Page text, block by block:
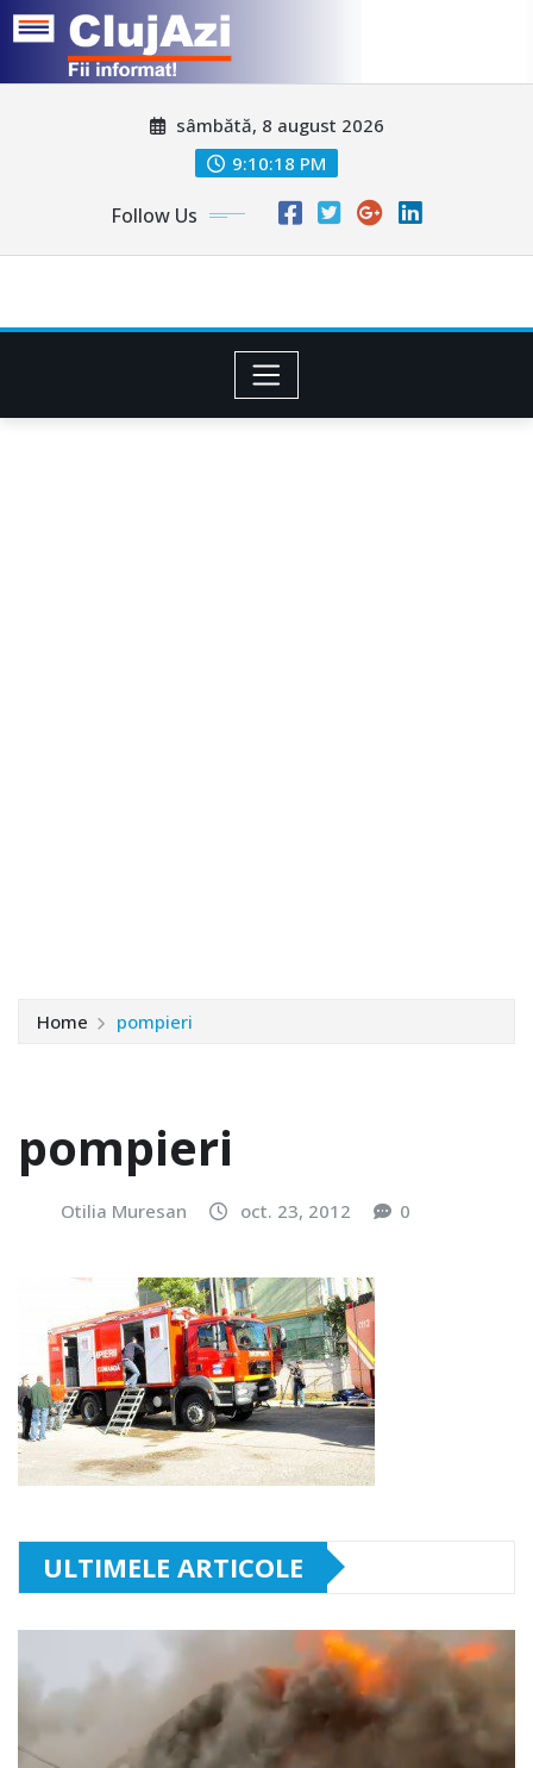
sâmbătă, 8 august 2026
9:10:20 PM
Follow Us
Home pompieri
pompieri
Otilia Muresan oct. 23, 2012 0
ULTIMELE ARTICOLE